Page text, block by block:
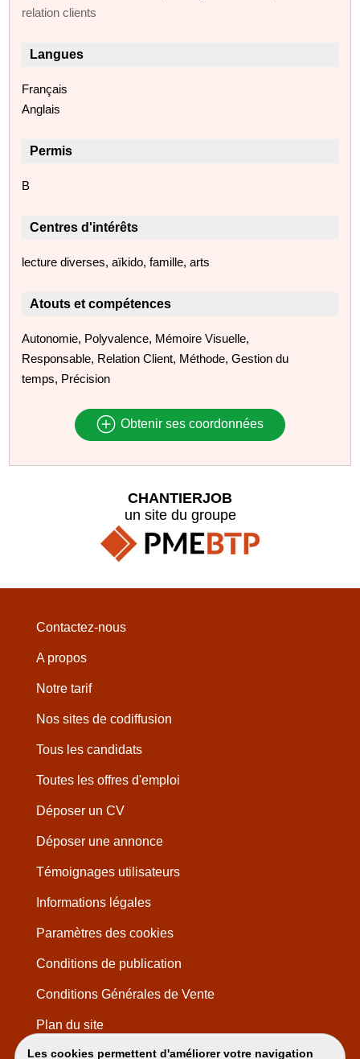
relation clients
Langues
Français
Anglais
Permis
B
Centres d'intérêts
lecture diverses, aïkido, famille, arts
Atouts et compétences
Autonomie, Polyvalence, Mémoire Visuelle,
Responsable, Relation Client, Méthode, Gestion du
temps, Précision
Obtenir ses coordonnées
Les cookies permettent d'améliorer votre navigation
CHANTIERJOB
un site du groupe
Contactez-nous
A propos
Notre tarif
Nos sites de codiffusion
Tous les candidats
Toutes les offres d'emploi
Déposer un CV
Déposer une annonce
Témoignages utilisateurs
Informations légales
Paramètres des cookies
Conditions de publication
Conditions Générales de Vente
Plan du site